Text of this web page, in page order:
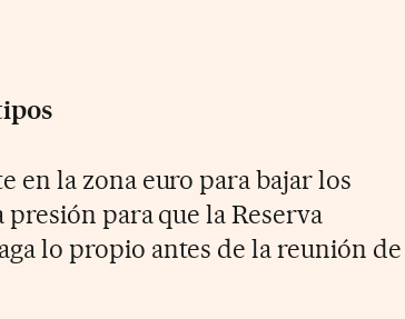
en la zona euro para bajar los
para que la Reserva
lo propio antes de la reunión de